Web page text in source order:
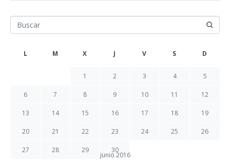
junio 2016
L M X J V S D
1 2 3 4 5
6 7 8 9 10 11 12
13 14 15 16 17 18 19
20 21 22 23 24 25 26
27 28 29 30